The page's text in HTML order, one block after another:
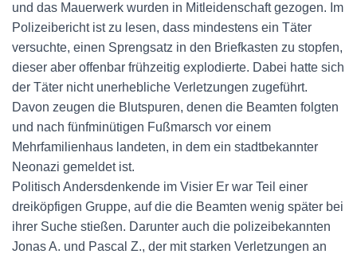
und das Mauerwerk wurden in Mitleidenschaft gezogen. Im
Polizeibericht ist zu lesen, dass mindestens ein Täter
versuchte, einen Sprengsatz in den Briefkasten zu stopfen,
dieser aber offenbar frühzeitig explodierte. Dabei hatte sich
der Täter nicht unerhebliche Verletzungen zugeführt.
Davon zeugen die Blutspuren, denen die Beamten folgten
und nach fünfminütigen Fußmarsch vor einem
Mehrfamilienhaus landeten, in dem ein stadtbekannter
Neonazi gemeldet ist.
Politisch Andersdenkende im Visier Er war Teil einer
dreiköpfigen Gruppe, auf die die Beamten wenig später bei
ihrer Suche stießen. Darunter auch die polizeibekannten
Jonas A. und Pascal Z., der mit starken Verletzungen an